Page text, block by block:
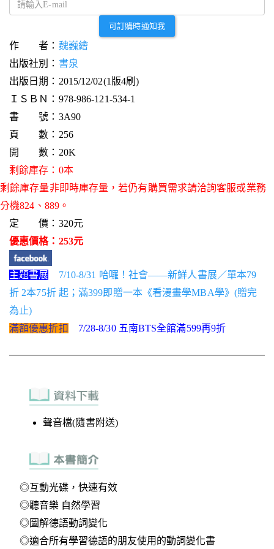
可訂購時通知我
作 者： 魏巍繪
出版社別： 書泉
出版日期：2015/12/02(1版4刷)
ＩＳＢＮ：978-986-121-534-1
書 號：3A90
頁 數：256
開 數：20K
剩餘庫存：0本
剩餘庫存量非即時庫存量，若仍有購買需求請洽詢客服或業務
分機824、889。
定 價：320元
優惠價格：253元
主題書展
7/10-8/31 哈囉！社會——新鮮人書展／單本79
折 2本75折 起；滿399即贈一本《看漫畫學MBA學》(贈完
為止)
滿額優惠折扣
7/28-8/30 五南BTS全館滿599再9折
聲音檔(隨書附送)